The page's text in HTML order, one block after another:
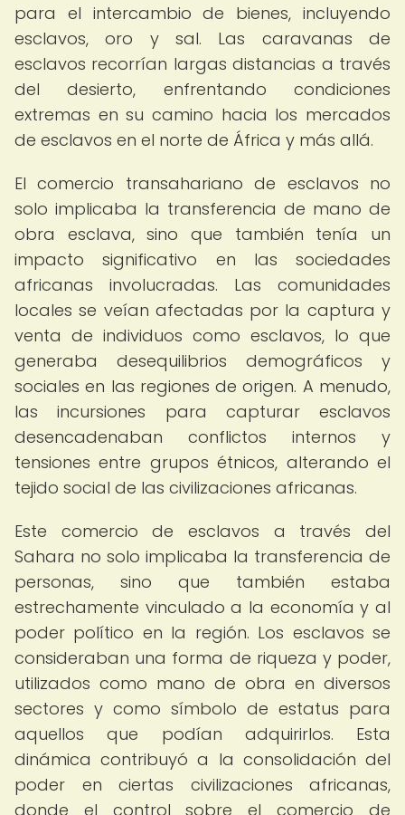
para el intercambio de bienes, incluyendo
esclavos, oro y sal. Las caravanas de
esclavos recorrían largas distancias a través
del desierto, enfrentando condiciones
extremas en su camino hacia los mercados
de esclavos en el norte de África y más allá.
El comercio transahariano de esclavos no
solo implicaba la transferencia de mano de
obra esclava, sino que también tenía un
impacto significativo en las sociedades
africanas involucradas. Las comunidades
locales se veían afectadas por la captura y
venta de individuos como esclavos, lo que
generaba desequilibrios demográficos y
sociales en las regiones de origen. A menudo,
las incursiones para capturar esclavos
desencadenaban conflictos internos y
tensiones entre grupos étnicos, alterando el
tejido social de las civilizaciones africanas.
Este comercio de esclavos a través del
Sahara no solo implicaba la transferencia de
personas, sino que también estaba
estrechamente vinculado a la economía y al
poder político en la región. Los esclavos se
consideraban una forma de riqueza y poder,
utilizados como mano de obra en diversos
sectores y como símbolo de estatus para
aquellos que podían adquirirlos. Esta
dinámica contribuyó a la consolidación del
poder en ciertas civilizaciones africanas,
donde el control sobre el comercio de